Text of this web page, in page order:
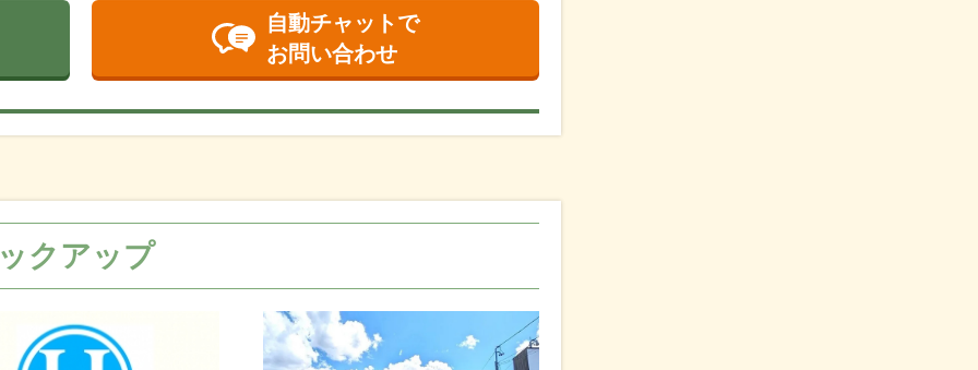
自動チャットで
お問い合わせ
クアップ